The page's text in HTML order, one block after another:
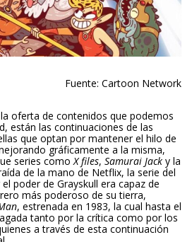
Fuente: Cartoon Network
oferta de contenidos que podemos
están las continuaciones de las
que optan por mantener el hilo de
gráficamente a la misma,
series comoX files, Samurai Jack y la
de la mano de Netflix, la serie del
poder de Grayskull era capaz de
más poderoso de su tierra,
, estrenada en 1983, la cual hasta el
tanto por la crítica como por los
a través de esta continuación